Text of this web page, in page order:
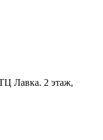
Лавка. 2 этаж,